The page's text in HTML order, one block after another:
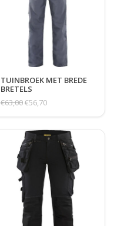
TUINBROEK MET BREDE
BRETELS
€63,00€56,70